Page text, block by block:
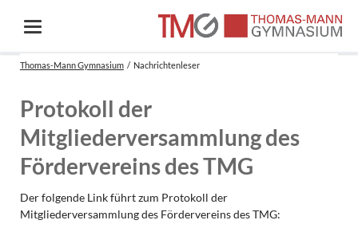
Thomas-Mann Gymnasium Nachrichtenleser
Protokoll der
Mitgliederversammlung des
Fördervereins des TMG
Der folgende Link führt zum Protokoll der
Mitgliederversammlung des Fördervereins des TMG: